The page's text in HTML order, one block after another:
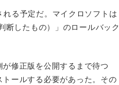
る予定だ。マイクロソフトは
したもの）」のロールバック
修正版を公開するまで待つ
ールする必要があった。その